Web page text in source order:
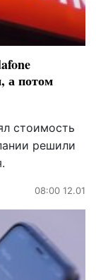
а потом
стоимость
решили
08:00 12.01